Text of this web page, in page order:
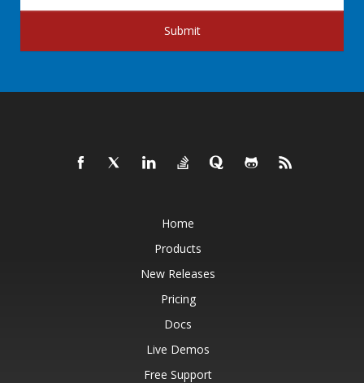
Submit
Home
Products
New Releases
Pricing
Docs
Live Demos
Free Support